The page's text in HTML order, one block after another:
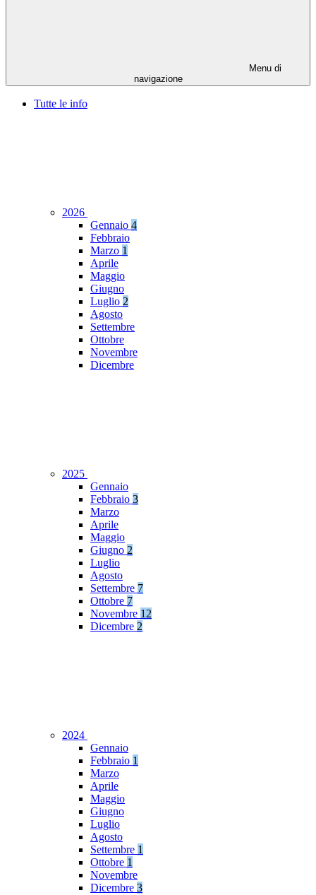
Menu di
navigazione
Tutte le info
2026
Gennaio 4
Febbraio
Marzo 1
Aprile
Maggio
Giugno
Luglio 2
Agosto
Settembre
Ottobre
Novembre
Dicembre
2025
Gennaio
Febbraio 3
Marzo
Aprile
Maggio
Giugno 2
Luglio
Agosto
Settembre 7
Ottobre 7
Novembre 12
Dicembre 2
2024
Gennaio
Febbraio 1
Marzo
Aprile
Maggio
Giugno
Luglio
Agosto
Settembre 1
Ottobre 1
Novembre
Dicembre 3